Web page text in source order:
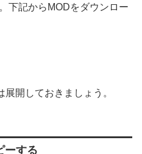
下記からMODをダウンロー
開しておきましょう。
ーする